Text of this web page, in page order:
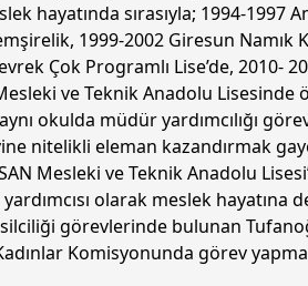
hayatında sırasıyla; 1994-1997
1999-2002 Giresun Namık
Çok Programlı Lise’de, 2010-
ve Teknik Anadolu Lisesinde
okulda müdür yardımcılığı
nitelikli eleman kazandırmak
Mesleki ve Teknik Anadolu
olarak meslek hayatına
görevlerinde bulunan
Komisyonunda görev